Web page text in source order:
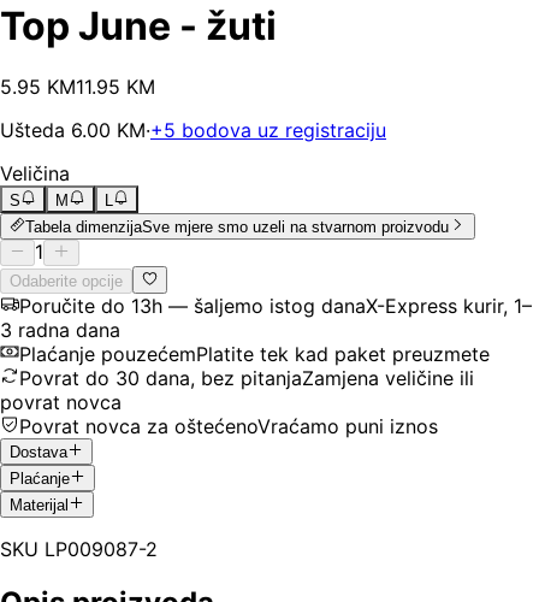
Top June - žuti
5.95 KM11.95 KM
Ušteda 6.00 KM·+5 bodova uz registraciju
Veličina
S M
L
Tabela dimenzijaSve mjere smo uzeli na stvarnom proizvodu
1
Odaberite opcije
Poručite do 13h — šaljemo istog danaX-Express kurir, 1–
3 radna dana
Plaćanje pouzećemPlatite tek kad paket preuzmete
Povrat do 30 dana, bez pitanjaZamjena veličine ili
povrat novca
Povrat novca za oštećenoVraćamo puni iznos
Dostava
Plaćanje
Materijal
SKU LP009087-2